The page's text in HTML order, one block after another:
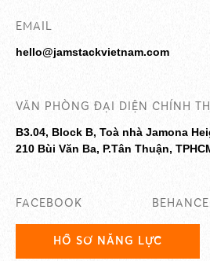
EMAIL
hello@jamstackvietnam.com
VĂN PHÒNG ĐẠI DIỆN CHÍNH
B3.04, Block B, Toà nhà Jamona
210 Bùi Văn Ba, P.Tân Thuận,
FACEBOOK BEHANCE
HỒ SƠ NĂNG LỰC